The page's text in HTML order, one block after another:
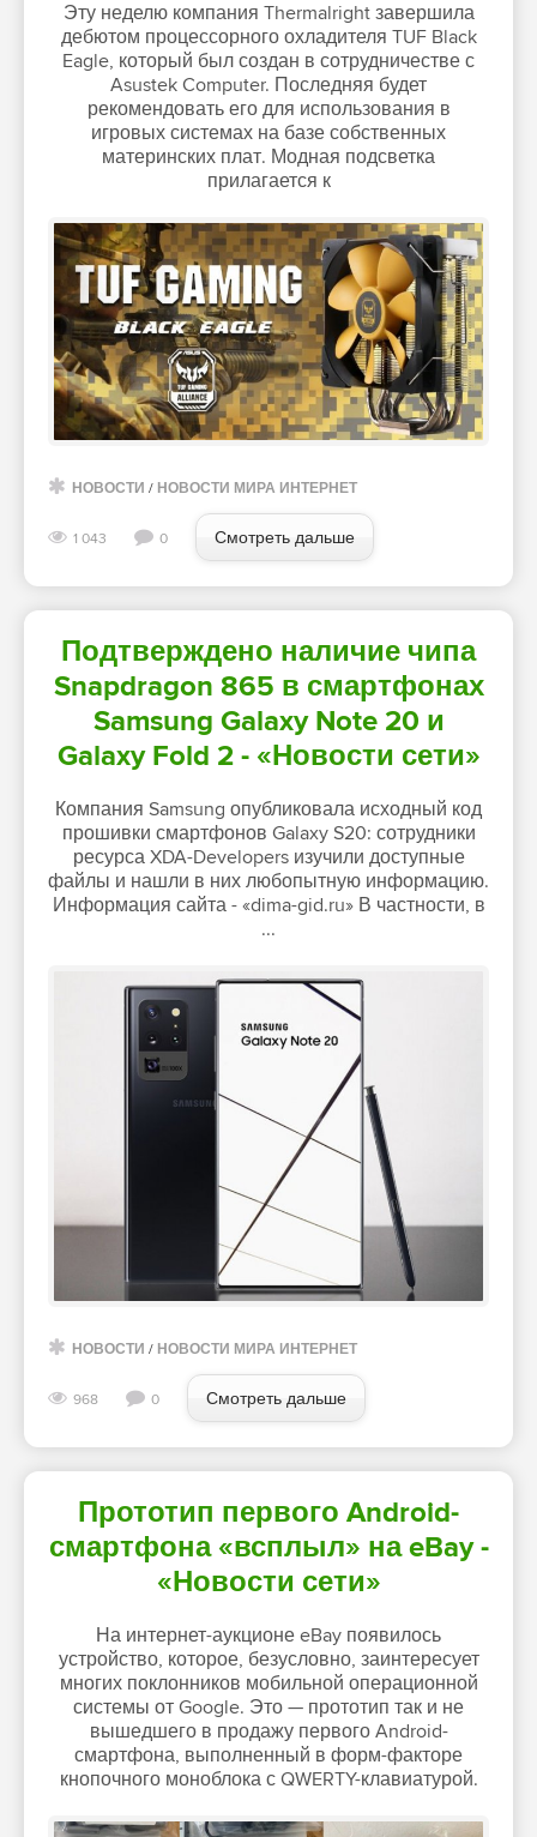
Эту неделю компания Thermalright завершила
дебютом процессорного охладителя TUF Black
Eagle, который был создан в сотрудничестве с
Asustek Computer. Последняя будет
рекомендовать его для использования в
игровых системах на базе собственных
материнских плат. Модная подсветка
прилагается к
НОВОСТИ / НОВОСТИ МИРА ИНТЕРНЕТ
1 043 0 Смотреть дальше
Подтверждено наличие чипа
Snapdragon 865 в смартфонах
Samsung Galaxy Note 20 и
Galaxy Fold 2 - «Новости сети»
Компания Samsung опубликовала исходный код
прошивки смартфонов Galaxy S20: сотрудники
ресурса XDA-Developers изучили доступные
файлы и нашли в них любопытную информацию.
Информация сайта - «dima-gid.ru» В частности, в
...
НОВОСТИ / НОВОСТИ МИРА ИНТЕРНЕТ
968 0 Смотреть дальше
Прототип первого Android-
смартфона «всплыл» на eBay -
«Новости сети»
На интернет-аукционе eBay появилось
устройство, которое, безусловно, заинтересует
многих поклонников мобильной операционной
системы от Google. Это — прототип так и не
вышедшего в продажу первого Android-
смартфона, выполненный в форм-факторе
кнопочного моноблока с QWERTY-клавиатурой.